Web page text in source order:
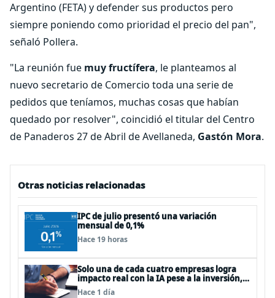
Argentino (FETA) y defender sus productos pero
siempre poniendo como prioridad el precio del pan",
señaló Pollera.
"La reunión fue muy fructífera, le planteamos al
nuevo secretario de Comercio toda una serie de
pedidos que teníamos, muchas cosas que habían
quedado por resolver", coincidió el titular del Centro
de Panaderos 27 de Abril de Avellaneda, Gastón Mora.
Otras noticias relacionadas
IPC de julio presentó una variación
mensual de 0,1%
Hace 19 horas
Solo una de cada cuatro empresas logra
impacto real con la IA pese a la inversión,
según el Foro Económico Mundial
Hace 1 día